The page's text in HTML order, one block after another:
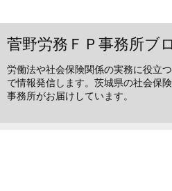
菅野労務ＦＰ事務所ブ
労働法や社会保険関係の実務に役立
で情報発信します。茨城県の社会保
事務所がお届けしています。